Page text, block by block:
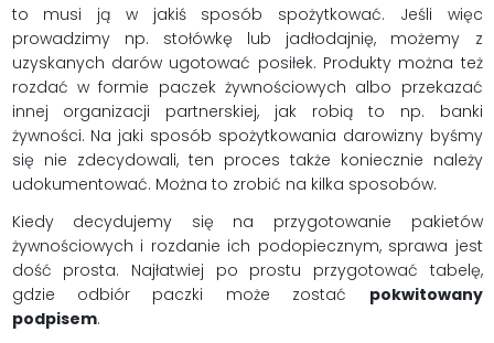
to musi ją w jakiś sposób spożytkować. Jeśli więc
prowadzimy np. stołówkę lub jadłodajnię, możemy z
uzyskanych darów ugotować posiłek. Produkty można też
rozdać w formie paczek żywnościowych albo przekazać
innej organizacji partnerskiej, jak robią to np. banki
żywności. Na jaki sposób spożytkowania darowizny byśmy
się nie zdecydowali, ten proces także koniecznie należy
udokumentować. Można to zrobić na kilka sposobów.
Kiedy decydujemy się na przygotowanie pakietów
żywnościowych i rozdanie ich podopiecznym, sprawa jest
dość prosta. Najłatwiej po prostu przygotować tabelę,
gdzie odbiór paczki może zostać pokwitowany
podpisem.